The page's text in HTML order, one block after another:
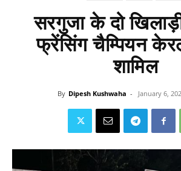
सरगुजा के दो
फ्रेंसिंग चैम्पियन
शामिल
By Dipesh Kushwaha - January 6,